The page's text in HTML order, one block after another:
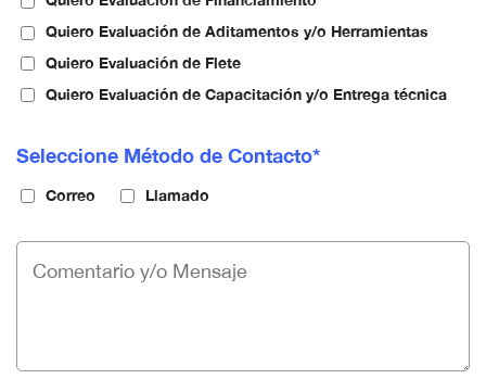
Quiero Evaluación de Aditamentos y/o Herramientas
Quiero Evaluación de Flete
Quiero Evaluación de Capacitación y/o Entrega técnica
Seleccione Método de Contacto*
Correo Llamado